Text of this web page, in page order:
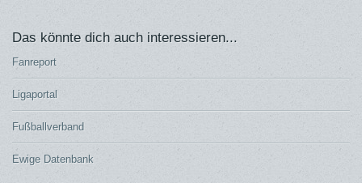
Das könnte dich auch interessieren...
Fanreport
Ligaportal
Fußballverband
Ewige Datenbank